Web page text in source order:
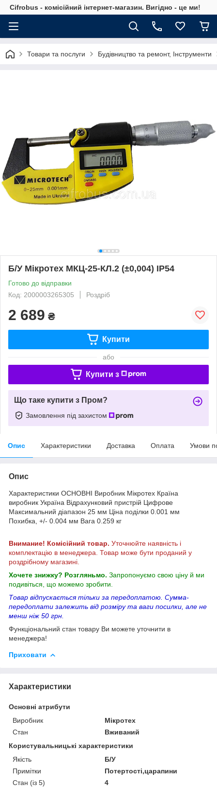
Cifrobus - комiсiйний iнтернет-магазин. Вигiдно - це ми!
Товари та послуги Будівництво та ремонт, Інструменти
Б/У Мікротех МКЦ-25-КЛ.2 (±0,004) IP54
Готово до відправки
Код: 2000003265305
Роздріб
2 689 ₴
Купити
або
Купити з
Що таке купити з Пром?
Замовлення під захистом
Опис Характеристики Доставка Оплата Умови
Опис
Характеристики ОСНОВНІ Виробник Мікротех Країна
виробник Україна Відрахунковий пристрій Цифрове
Максимальний діапазон 25 мм Ціна поділки 0.001 мм
Похибка, +/- 0.004 мм Вага 0.259 кг
Внимание! Комісійний товар. Уточнюйте наявність і
комплектацію в менеджера. Товар може бути проданий у
роздрібному магазині.
Хочете знижку? Розгляньмо. Запропонуємо свою ціну й ми
подивіться, що можемо зробити.
Товар відпускається тільки за передоплатою. Сумма-
передоплати залежить від розміру та ваги посилки, але не
менш ніж 50 грн.
Функціональний стан товару Ви можете уточнити в
менеджера!
Приховати
Характеристики
Основні атрибути
Виробник
Мікротех
Стан
Вживаний
Користувальницькі характеристики
Якість
Б/У
Примітки
Потертості,царапини
Стан (із 5)
4